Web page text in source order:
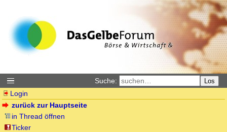
Suche: Los
Login
zurück zur Hauptseite
in Thread öffnen
Ticker